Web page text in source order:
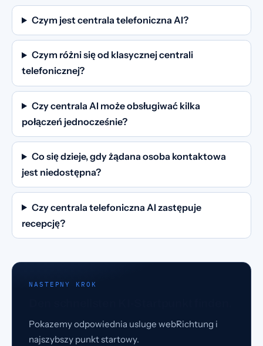
Czym jest centrala telefoniczna AI?
Czym różni się od klasycznej centrali
telefonicznej?
Czy centrala AI może obsługiwać kilka
połączeń jednocześnie?
Co się dzieje, gdy żądana osoba kontaktowa
jest niedostępna?
Czy centrala telefoniczna AI zastępuje
recepcję?
NASTEPNY KROK
Pokazemy odpowiednia usluge webRichtung i
najszybszy punkt startowy.